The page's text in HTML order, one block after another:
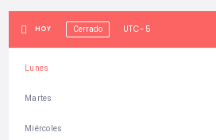
HOY Cerrado UTC-5
Lunes
Martes
Miércoles